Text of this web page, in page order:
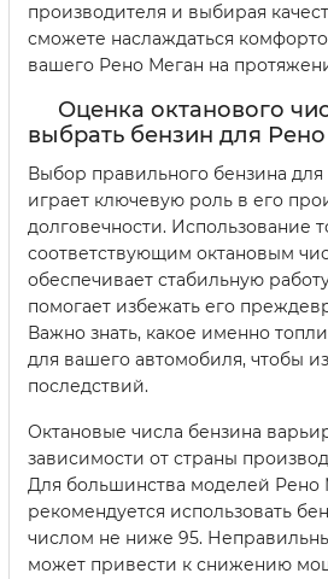
производителя и выбирая
сможете наслаждаться
вашего Рено Меган на
Оценка октанового
выбрать бензин для
Выбор правильного бензина
играет ключевую роль в его
долговечности. Использование
соответствующим октановым
обеспечивает стабильную
помогает избежать его
Важно знать, какое именно
для вашего автомобиля, чтобы
последствий.
Октановые числа бензина
зависимости от страны
Для большинства моделей Рено
рекомендуется использовать
числом не ниже 95.
может привести к снижению